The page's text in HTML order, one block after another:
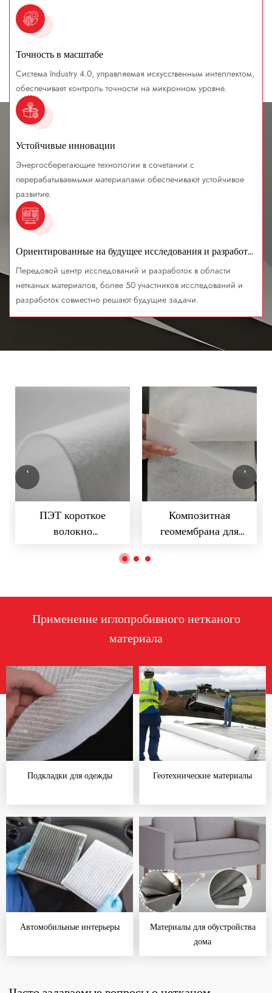
Точность в масштабе
Система Industry 4.0, управляемая искусственным интеллектом,
обеспечивает контроль точности на микронном уровне.
Устойчивые инновации
Энергосберегающие технологии в сочетании с
перерабатываемыми материалами обеспечивают устойчивое
развитие.
Ориентированные на будущее исследования и разработки
Передовой центр исследований и разработок в области
нетканых материалов, более 50 участников исследований и
разработок совместно решают будущие задачи.
ПЭТ короткое
волокно
Композитная
геомембрана для
' '
Применение иглопробивного нетканого
материала
Подкладки для одежды Геотехнические материалы
Автомобильные интерьеры
Материалы для обустройства
дома